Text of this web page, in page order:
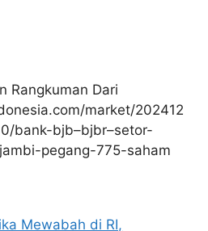
Rangkuman Dari
market/202412
bank-bjb–bjbr–setor-
pegang-775-saham
Mewabah di RI,